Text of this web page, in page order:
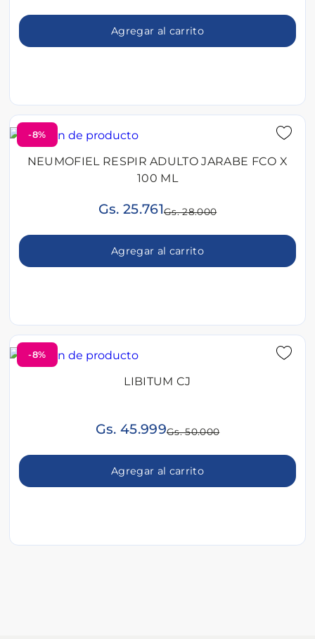
Agregar al carrito
-8%
NEUMOFIEL RESPIR ADULTO JARABE FCO X
100 ML
Gs. 25.761Gs. 28.000
Agregar al carrito
-8%
LIBITUM CJ
Gs. 45.999Gs. 50.000
Agregar al carrito